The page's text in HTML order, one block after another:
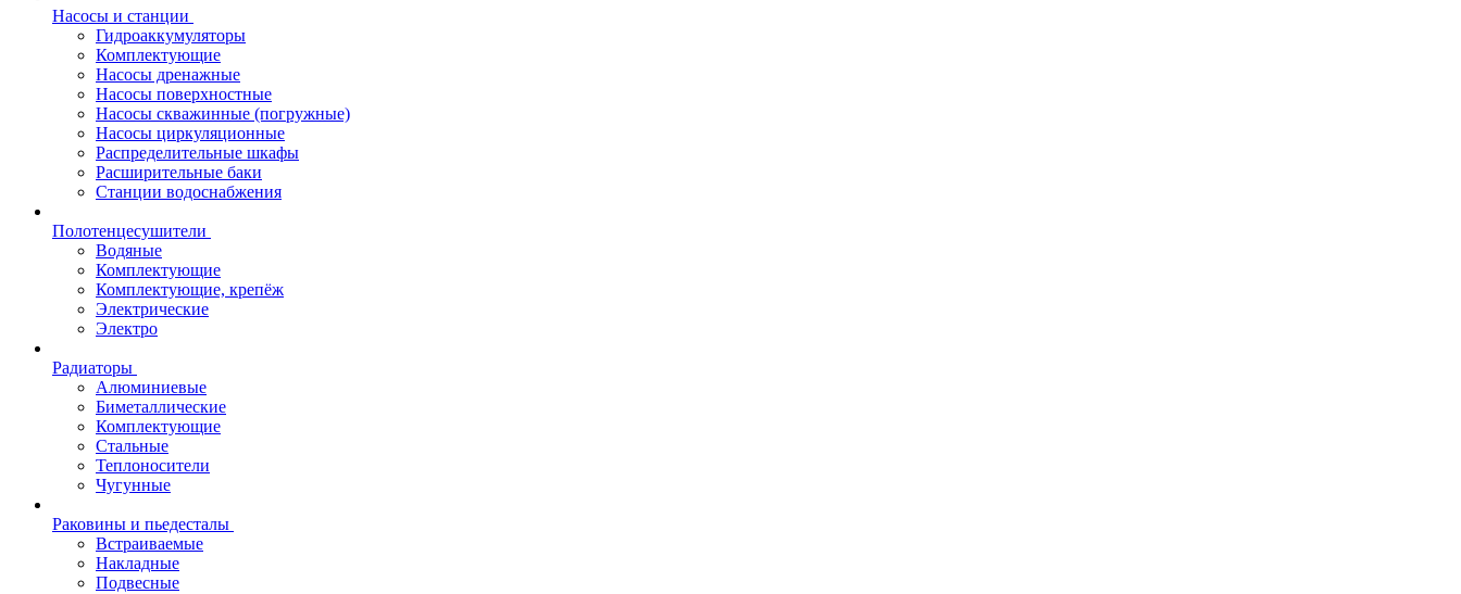
Насосы и станции
Гидроаккумуляторы
Комплектующие
Насосы дренажные
Насосы поверхностные
Насосы скважинные (погружные)
Насосы циркуляционные
Распределительные шкафы
Расширительные баки
Станции водоснабжения
Полотенцесушители
Водяные
Комплектующие
Комплектующие, крепёж
Электрические
Электро
Радиаторы
Алюминиевые
Биметаллические
Комплектующие
Стальные
Теплоносители
Чугунные
Раковины и пьедесталы
Встраиваемые
Накладные
Подвесные